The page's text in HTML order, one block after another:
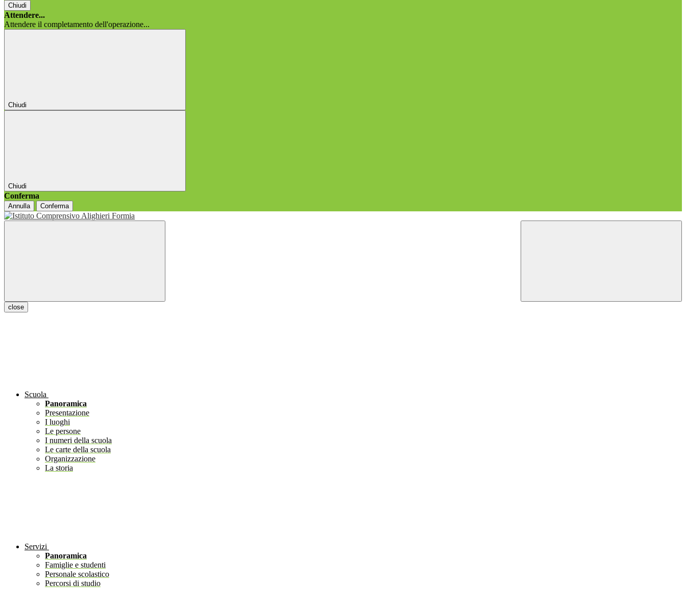
Chiudi
Attendere...
Attendere il completamento dell'operazione...
Chiudi
Chiudi
Conferma
Annulla Conferma
close
Scuola
Panoramica
Presentazione
I luoghi
Le persone
I numeri della scuola
Le carte della scuola
Organizzazione
La storia
Servizi
Panoramica
Famiglie e studenti
Personale scolastico
Percorsi di studio